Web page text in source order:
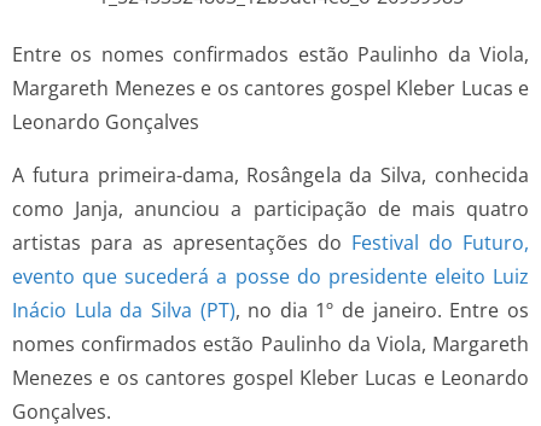
Entre os nomes confirmados estão Paulinho da Viola,
Margareth Menezes e os cantores gospel Kleber Lucas e
Leonardo Gonçalves
A futura primeira-dama, Rosângela da Silva, conhecida
como Janja, anunciou a participação de mais quatro
artistas para as apresentações do Festival do Futuro,
evento que sucederá a posse do presidente eleito Luiz
Inácio Lula da Silva (PT), no dia 1º de janeiro. Entre os
nomes confirmados estão Paulinho da Viola, Margareth
Menezes e os cantores gospel Kleber Lucas e Leonardo
Gonçalves.